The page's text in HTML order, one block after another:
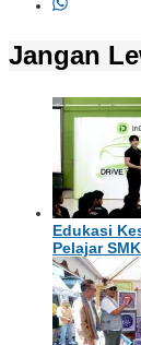
Jangan
Edukasi
Pelajar